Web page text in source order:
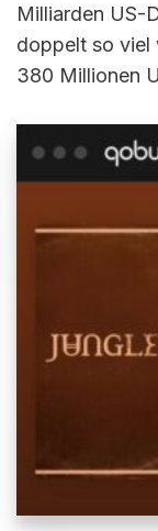
Milliarden US-
doppelt so viel
380 Millionen